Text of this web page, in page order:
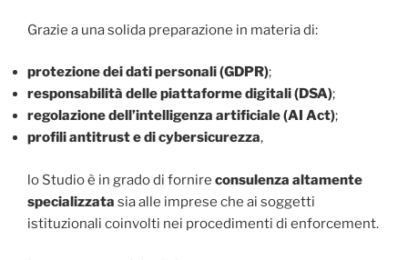
Grazie a una solida preparazione in materia di:
protezione dei dati personali (GDPR);
responsabilità delle piattaforme digitali (DSA);
regolazione dell’intelligenza artificiale (AI Act);
profili antitrust e di cybersicurezza,
lo Studio è in grado di fornire consulenza altamente
specializzata sia alle imprese che ai soggetti
istituzionali coinvolti nei procedimenti di enforcement.